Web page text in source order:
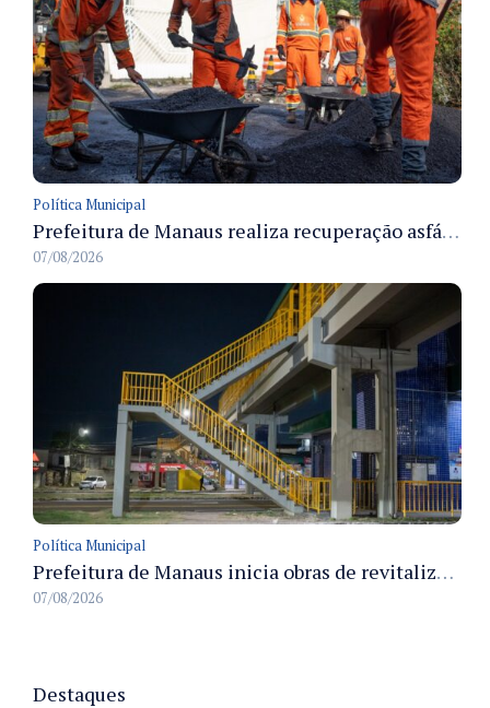
Política Municipal
Prefeitura de Manaus realiza recuperação asfáltica na rua Canário do Campo e amplia mobilidade na zona Norte
07/08/2026
Política Municipal
Prefeitura de Manaus inicia obras de revitalização na passarela Max Teixeira para ampliar segurança e mobilidade urbana
07/08/2026
Destaques